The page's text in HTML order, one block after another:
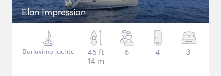
Elan Impression
Buriavimo jachta
45 ft
14 m
6 4 3